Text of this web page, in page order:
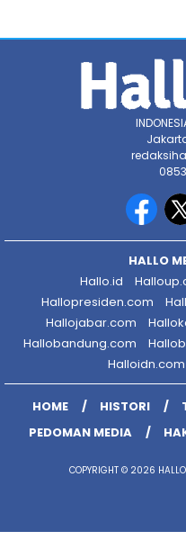
HALLO
Hallo.id
Hallopresiden.com
Hallojabar.com
Hallobandung.com
Halloidn.com
HOME HISTORI
PEDOMAN MEDIA
COPYRIGHT © 2026